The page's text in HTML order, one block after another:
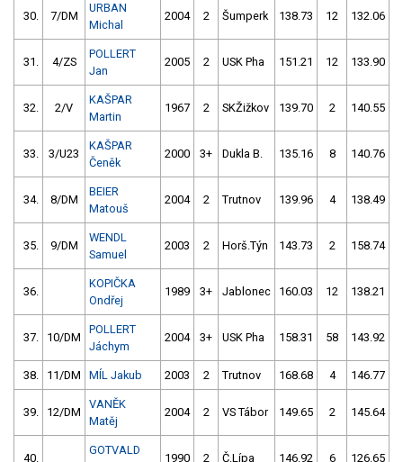
30. 7/DM
URBAN
Michal
2004 2 Šumperk 138.73 12 132.06
31. 4/ZS
POLLERT
Jan
2005 2 USK Pha 151.21 12 133.90
32. 2/V
KAŠPAR
Martin
1967 2 SKŽižkov 139.70 2 140.55
33. 3/U23
KAŠPAR
Čeněk
2000 3+ Dukla B. 135.16 8 140.76
34. 8/DM
BEIER
Matouš
2004 2 Trutnov 139.96 4 138.49
35. 9/DM
WENDL
Samuel
2003 2 Horš.Týn 143.73 2 158.74
36.
KOPIČKA
Ondřej
1989 3+ Jablonec 160.03 12 138.21
37. 10/DM
POLLERT
Jáchym
2004 3+ USK Pha 158.31 58 143.92
38. 11/DM MÍL Jakub 2003 2 Trutnov 168.68 4 146.77
39. 12/DM
VANĚK
Matěj
2004 2 VS Tábor 149.65 2 145.64
40.
GOTVALD
1990 2 Č.Lípa 146.92 6 126.65